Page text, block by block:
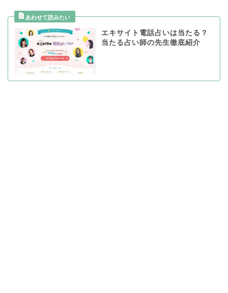
エキサイト電話占いは当たる？
当たる占い師の先生徹底紹介